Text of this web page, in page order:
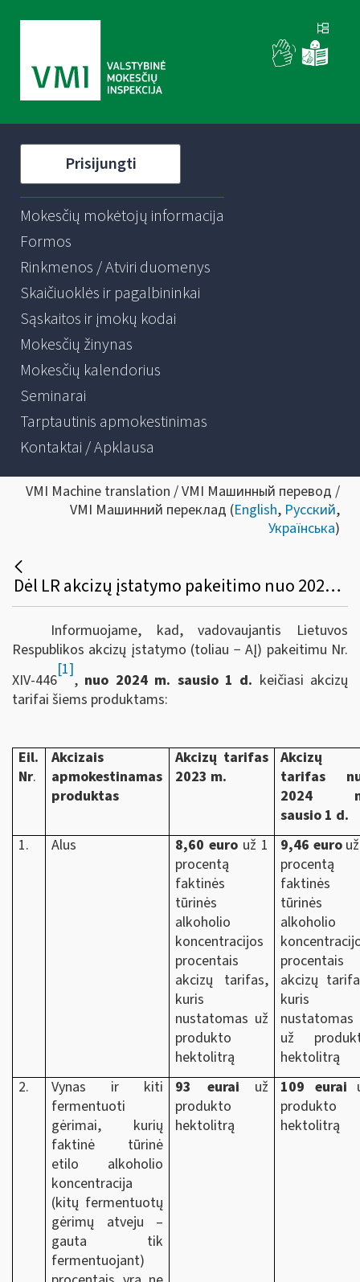
Prisijungti
Mokesčių mokėtojų informacija
Formos
Rinkmenos / Atviri duomenys
Skaičiuoklės ir pagalbininkai
Sąskaitos ir įmokų kodai
Mokesčių žinynas
Mokesčių kalendorius
Seminarai
Tarptautinis apmokestinimas
Kontaktai / Apklausa
VMI Machine translation / VMI Машинный перевод /
VMI Машинний переклад (English, Русский,
Українська)
Dėl LR akcizų įstatymo pakeitimo nuo 2024 m. sausio 1 d.
Informuojame, kad, vadovaujantis Lietuvos
Respublikos akcizų įstatymo (toliau − AĮ) pakeitimu Nr.
XIV-446
[1]
, nuo 2024 m. sausio 1 d. keičiasi akcizų
tarifai šiems produktams:
Eil.
Nr.
Akcizais
apmokestinamas
produktas
Akcizų tarifas
2023 m.
Akcizų
tarifas
2024
sausio 1 d.
1.
Alus 8,60 euro už 1
procentą
faktinės
tūrinės
alkoholio
koncentracijos
procentais
akcizų tarifas,
kuris
nustatomas už
produkto
hektolitrą
9,46 euro
procentą
faktinės
tūrinės
alkoholio
procentais
akcizų
kuris
nustatomas
už
hektolitrą
2.
Vynas ir kiti
fermentuoti
gėrimai, kurių
faktinė tūrinė
etilo alkoholio
koncentracija
(kitų fermentuotų
gėrimų atveju –
gauta tik
fermentuojant)
93 eurai už
produkto
hektolitrą
109 eurai
produkto
hektolitrą